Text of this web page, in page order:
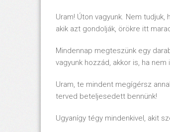
Uram! Úton vagyunk. Nem
akik azt gondolják, örökre itt
Mindennap megteszünk egy
vagyunk hozzád, akkor is, ha
Uram, te mindent megígérsz
terved beteljesedett bennünk!
Ugyanígy tégy